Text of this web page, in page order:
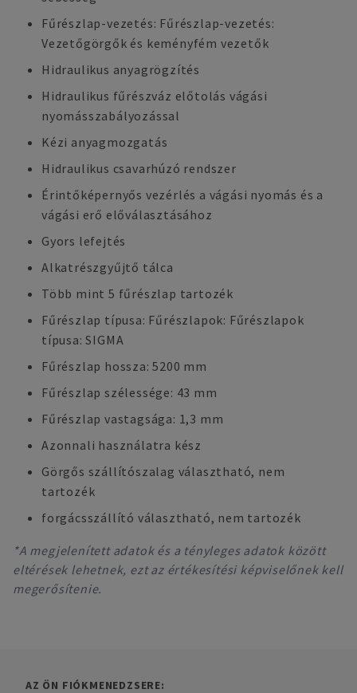
Fűrészlap-vezetés: Fűrészlap-vezetés:
Vezetőgörgők és keményfém vezetők
Hidraulikus anyagrögzítés
Hidraulikus fűrészváz előtolás vágási
nyomásszabályozással
Kézi anyagmozgatás
Hidraulikus csavarhúzó rendszer
Érintőképernyős vezérlés a vágási nyomás és a
vágási erő előválasztásához
Gyors lefejtés
Alkatrészgyűjtő tálca
Több mint 5 fűrészlap tartozék
Fűrészlap típusa: Fűrészlapok: Fűrészlapok
típusa: SIGMA
Fűrészlap hossza: 5200 mm
Fűrészlap szélessége: 43 mm
Fűrészlap vastagsága: 1,3 mm
Azonnali használatra kész
Görgős szállítószalag választható, nem
tartozék
forgácsszállító választható, nem tartozék
*A megjelenített adatok és a tényleges adatok között
eltérések lehetnek, ezt az értékesítési képviselőnek kell
megerősítenie.
AZ ÖN FIÓKMENEDZSERE: